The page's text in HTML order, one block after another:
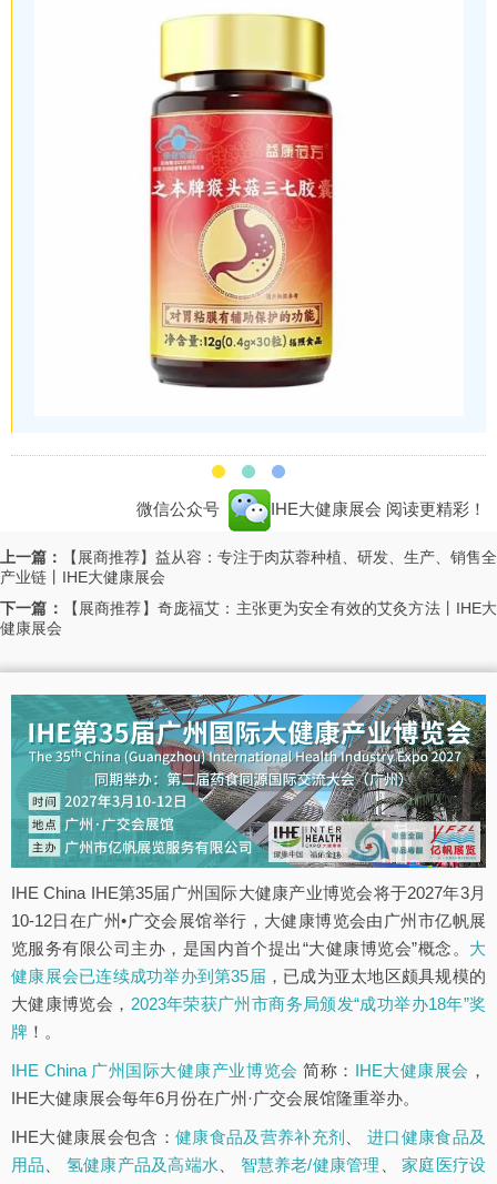
微信公众号 IHE大健康展会 阅读更精彩！
上一篇：
【展商推荐】益从容：专注于肉苁蓉种植、研发、生产、销售全
产业链丨IHE大健康展会
下一篇：
【展商推荐】奇庞福艾：主张更为安全有效的艾灸方法丨IHE大
健康展会
IHE China IHE第35届广州国际大健康产业博览会将于2027年3月
10-12日在广州•广交会展馆举行，大健康博览会由广州市亿帆展
览服务有限公司主办，是国内首个提出“大健康博览会”概念。 大
健康展会已连续成功举办到第35届 ，已成为亚太地区颇具规模的
大健康博览会， 2023年荣获广州市商务局颁发“成功举办18年”奖
牌 ！。
IHE China 广州国际大健康产业博览会 简称： IHE大健康展会 ，
IHE大健康展会每年6月份在广州·广交会展馆隆重举办。
IHE大健康展会包含： 健康食品及营养补充剂 、进口健康食品及
用品
氢健康产品及高端水 智慧养老/健康管理 、家庭医疗设